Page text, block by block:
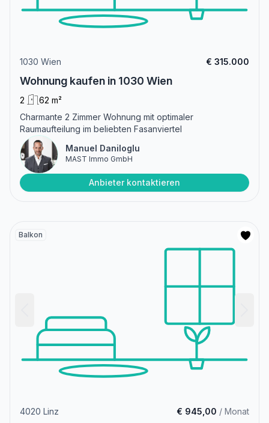
1030 Wien € 315.000
Wohnung kaufen in 1030 Wien
2
62 m²
Charmante 2 Zimmer Wohnung mit optimaler
Raumaufteilung im beliebten Fasanviertel
Manuel Daniloglu
MAST Immo GmbH
Anbieter kontaktieren
Balkon
4020 Linz € 945,00 / Monat